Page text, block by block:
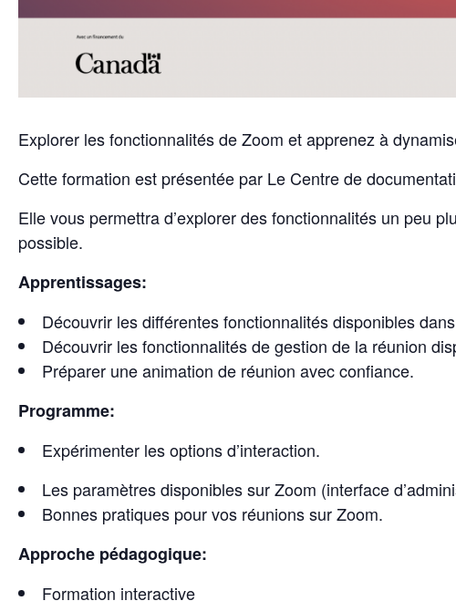
Explorer les fonctionnalités de Zoom et apprenez à
Cette formation est présentée par Le Centre de
Elle vous permettra d’explorer des fonctionnalités un peu
possible.
Apprentissages:
Découvrir les différentes fonctionnalités disponibles
Découvrir les fonctionnalités de gestion de la réunion
Préparer une animation de réunion avec confiance.
Programme:
Expérimenter les options d’interaction.
Les paramètres disponibles sur Zoom (interface
Bonnes pratiques pour vos réunions sur Zoom.
Approche pédagogique:
Formation interactive